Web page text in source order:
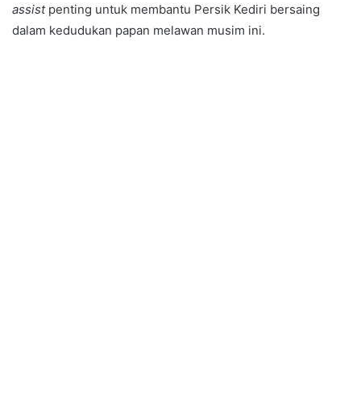
assistpenting untuk membantu Persik Kediri bersaing
dalam kedudukan papan melawan musim ini.